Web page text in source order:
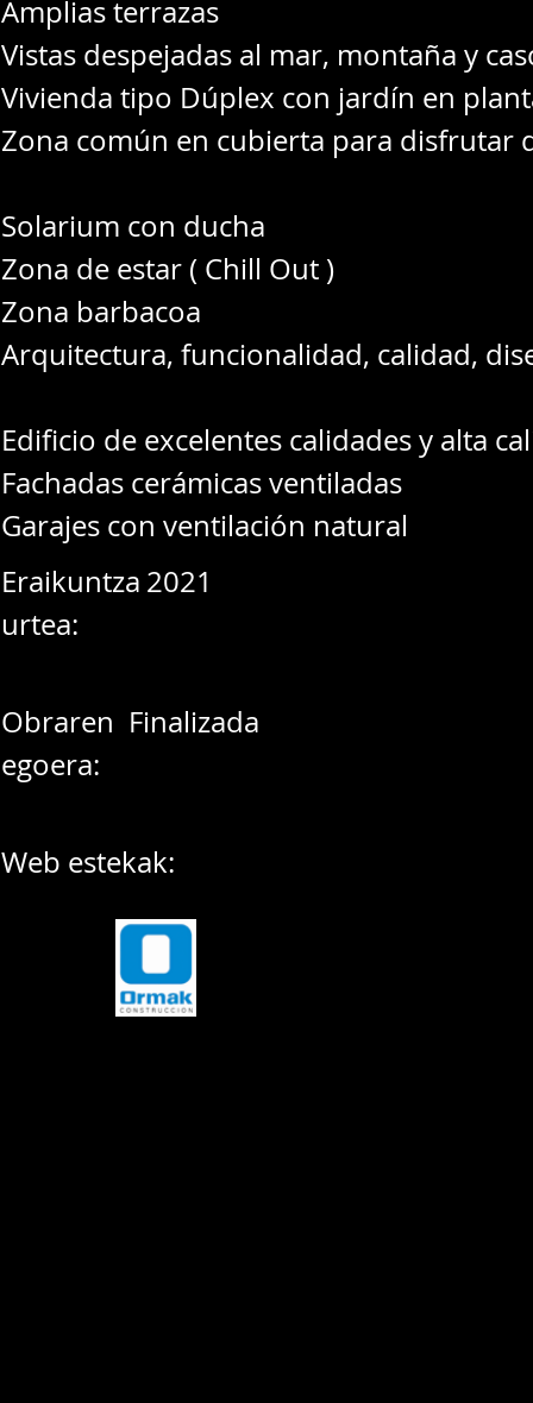
Amplias terrazas
Vistas despejadas al mar, montaña y
Vivienda tipo Dúplex con jardín en
Zona común en cubierta para disfrutar
Solarium con ducha
Zona de estar ( Chill Out )
Zona barbacoa
Arquitectura, funcionalidad, calidad,
Edificio de excelentes calidades y alta
Fachadas cerámicas ventiladas
Garajes con ventilación natural
2021
Eraikuntza
urtea:
Obraren
egoera:
Finalizada
Web estekak: